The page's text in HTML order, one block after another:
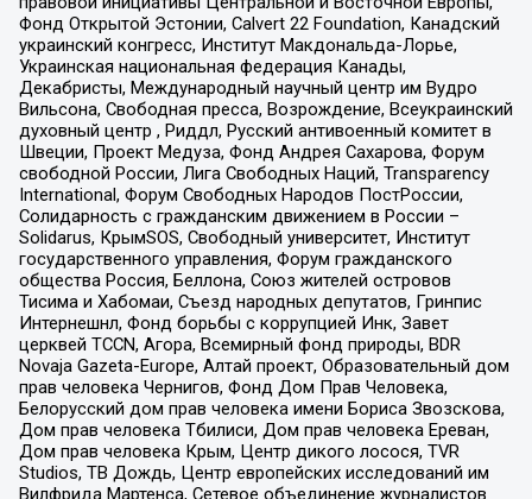
Фонд Открытой Эстонии, Calvert 22 Foundation, Канадский
украинский конгресс, Институт Макдональда-Лорье,
Украинская национальная федерация Канады,
Декабристы, Международный научный центр им Вудро
Вильсона, Свободная пресса, Возрождение, Всеукраинский
духовный центр , Риддл, Русский антивоенный комитет в
Швеции, Проект Медуза, Фонд Андрея Сахарова, Форум
свободной России, Лига Свободных Наций, Transparеncy
International, Форум Свободных Народов ПостРоссии,
Солидарность с гражданским движением в России –
Solidarus, КрымSOS, Свободный университет, Институт
государственного управления, Форум гражданского
общества Россия, Беллона, Союз жителей островов
Тисима и Хабомаи, Съезд народных депутатов, Гринпис
Интернешнл, Фонд борьбы с коррупцией Инк, Завет
церквей TCCN, Агора, Всемирный фонд природы, BDR
Novaja Gazeta-Europe, Алтай проект, Образовательный дом
прав человека Чернигов, Фонд Дом Прав Человека,
Белорусский дом прав человека имени Бориса Звозскова,
Дом прав человека Тбилиси, Дом прав человека Ереван,
Дом прав человека Крым, Центр дикого лосося, TVR
Studios, ТВ Дождь, Центр европейских исследований им
Вилфрида Мартенса, Сетевое объединение журналистов